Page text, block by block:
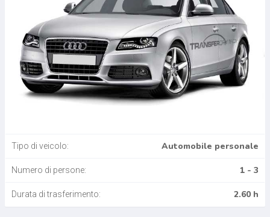
Tipo di veicolo: Automobile personale
Numero di persone: 1 - 3
Durata di trasferimento: 2.60 h